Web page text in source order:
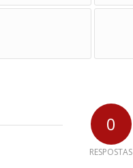
0
RESPOSTAS